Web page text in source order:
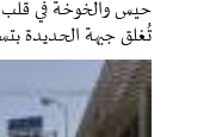
حيس والخوخة في قلب
تُغلق جبهة الحديدة